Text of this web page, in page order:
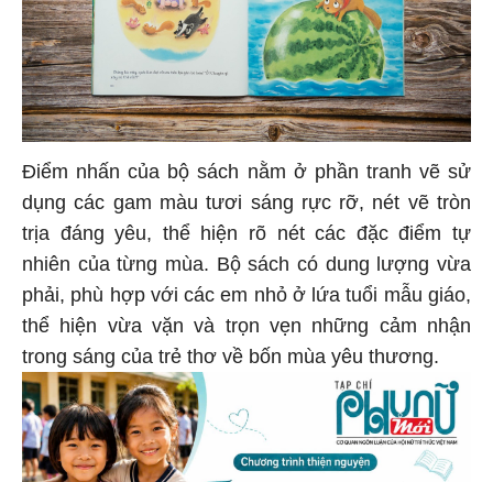
Điểm nhấn của bộ sách nằm ở phần tranh vẽ sử
dụng các gam màu tươi sáng rực rỡ, nét vẽ tròn
trịa đáng yêu, thể hiện rõ nét các đặc điểm tự
nhiên của từng mùa. Bộ sách có dung lượng vừa
phải, phù hợp với các em nhỏ ở lứa tuổi mẫu giáo,
thể hiện vừa vặn và trọn vẹn những cảm nhận
trong sáng của trẻ thơ về bốn mùa yêu thương.